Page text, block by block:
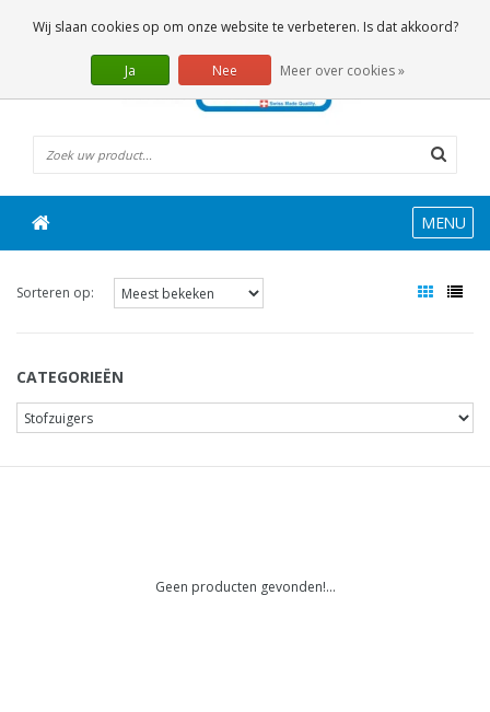
0 Artikelen
MENU
Sorteren op:
CATEGORIEËN
Geen producten gevonden!...
Wij slaan cookies op om onze website te verbeteren. Is dat akkoord?
Ja Nee Meer over cookies »